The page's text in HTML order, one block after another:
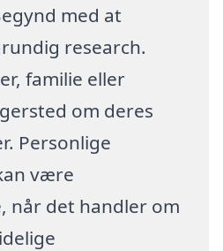
med at
research.
familie eller
om deres
Personlige
være
når det handler om